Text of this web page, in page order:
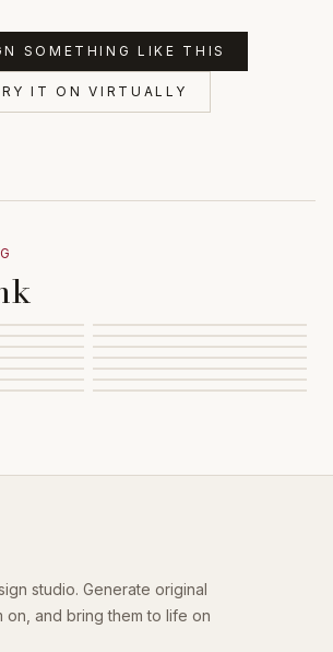
SOMETHING LIKE THIS
IT ON VIRTUALLY
studio. Generate original
on, and bring them to life on